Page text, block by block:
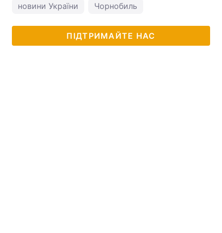
новини України Чорнобиль
ПІДТРИМАЙТЕ НАС